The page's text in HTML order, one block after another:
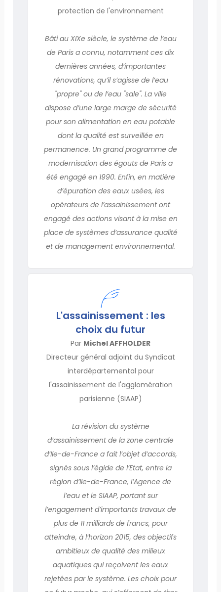
protection de l'environnement
Bâti au XIXe siècle, le système de l’eau
de Paris a connu, notamment ces dix
dernières années, d’importantes
rénovations, qu’il s’agisse de l’eau
"propre" ou de l’eau "sale". La ville
dispose d’une large marge de sécurité
pour son alimentation en eau potable
dont la qualité est surveillée en
permanence. Un grand programme de
modernisation des égouts de Paris a
été engagé en 1990. Enfin, en matière
d’épuration des eaux usées, les
opérateurs de l’assainissement ont
engagé des actions visant à la mise en
place de systèmes d’assurance qualité
et de management environnemental.
L'assainissement : les
choix du futur
Par Michel AFFHOLDER
Directeur général adjoint du Syndicat
interdépartemental pour
l'assainissement de l'agglomération
parisienne (SIAAP)
La révision du système
d’assainissement de la zone centrale
d’Ile-de-France a fait l’objet d’accords,
signés sous l’égide de l’Etat, entre la
région d’Ile-de-France, l’Agence de
l’eau et le SIAAP, portant sur
l’engagement d’importants travaux de
plus de 11 milliards de francs, pour
atteindre, à l’horizon 2015, des objectifs
ambitieux de qualité des milieux
aquatiques qui reçoivent les eaux
rejetées par le système. Les choix pour